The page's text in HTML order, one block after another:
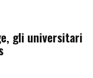
gli universitari